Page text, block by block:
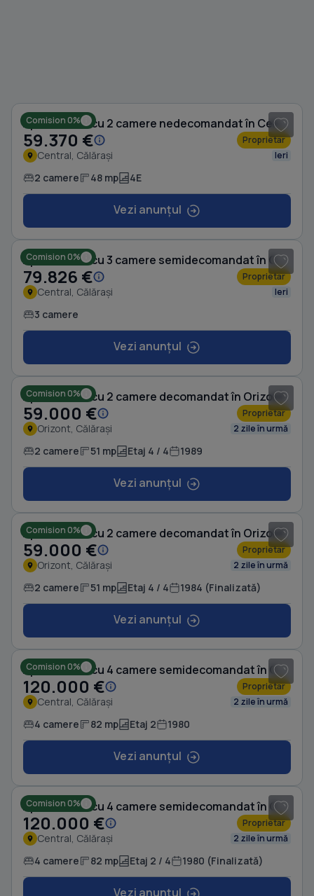
Comision 0% Apartament cu 2 camere nedecomandat în Central
59.370 € Proprietar
Central, Călărași Ieri
2 camere 48 mp 4E
Vezi anunțul
Comision 0% Apartament cu 3 camere semidecomandat în Central
79.826 € Proprietar
Central, Călărași Ieri
3 camere
Vezi anunțul
Comision 0%
Apartament cu 2 camere decomandat în Orizont
59.000 € Proprietar
Orizont, Călărași 2 zile în urmă
2 camere 51 mp Etaj 4 / 4 1989
Vezi anunțul
Comision 0%
Apartament cu 2 camere decomandat în Orizont
59.000 € Proprietar
Orizont, Călărași 2 zile în urmă
2 camere 51 mp Etaj 4 / 4 1984 (Finalizată)
Vezi anunțul
Comision 0% Apartament cu 4 camere semidecomandat în Central
120.000 € Proprietar
Central, Călărași 2 zile în urmă
4 camere 82 mp Etaj 2 1980
Vezi anunțul
Comision 0% Apartament cu 4 camere semidecomandat în Central
120.000 € Proprietar
Central, Călărași 2 zile în urmă
4 camere 82 mp Etaj 2 / 4 1980 (Finalizată)
Vezi anunțul